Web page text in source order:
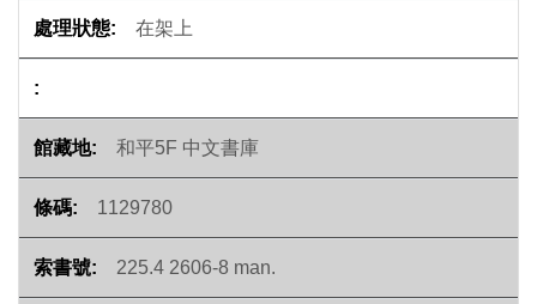
在架上
和平5F 中文書庫
1129780
225.4 2606-8 man.